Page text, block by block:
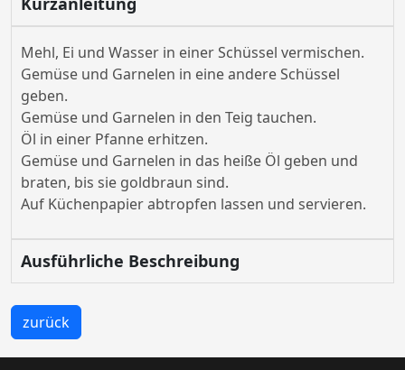
Mehl, Ei und Wasser in einer Schüssel vermischen.
Gemüse und Garnelen in eine andere Schüssel
geben.
Gemüse und Garnelen in den Teig tauchen.
Öl in einer Pfanne erhitzen.
Gemüse und Garnelen in das heiße Öl geben und
braten, bis sie goldbraun sind.
Auf Küchenpapier abtropfen lassen und servieren.
Ausführliche Beschreibung
zurück